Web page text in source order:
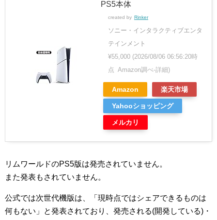
PS5本体
created by Rinker
ソニー・インタラクティブエンタ
テインメント
¥55,000 (2026/08/06 06:56:20時
点 Amazon調べ-詳細)
Amazon 楽天市場
Yahooショッピング
メルカリ
リムワールドのPS5版は発売されていません。
また発表もされていません。
公式では次世代機版は、「現時点ではシェアできるものは
何もない」と発表されており、発売される(開発している)・